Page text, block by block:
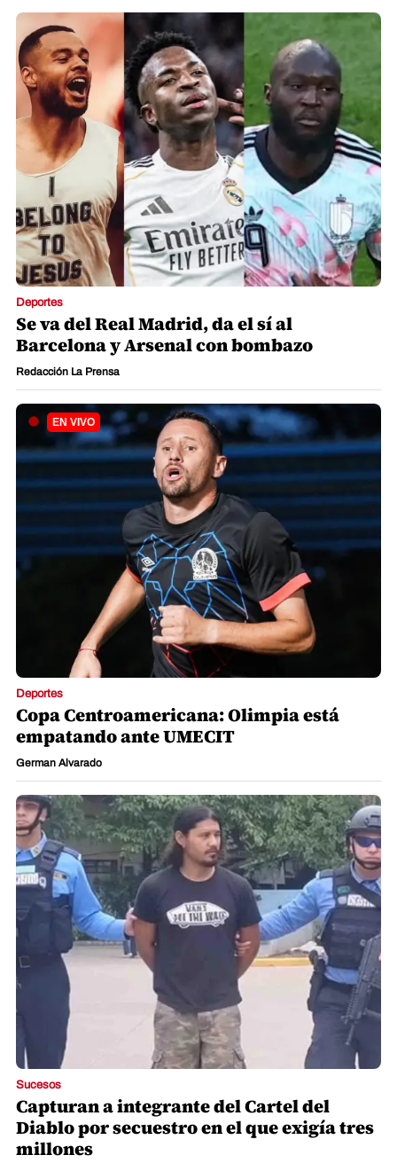
Deportes
Se va del Real Madrid, da el sí al
Barcelona y Arsenal con bombazo
Redacción La Prensa
Deportes
Copa Centroamericana: Olimpia está
empatando ante UMECIT
German Alvarado
Sucesos
Capturan a integrante del Cartel del
Diablo por secuestro en el que exigía tres
millones